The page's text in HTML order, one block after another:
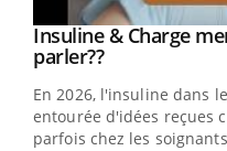
Youtube
Insuline & Charge
parler??Youtube
En 2026, l'insuline dans
entourée d'idées reçues
parfois chez les